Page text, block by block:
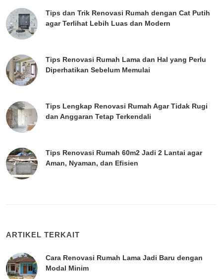
Tips dan Trik Renovasi Rumah dengan Cat Putih
agar Terlihat Lebih Luas dan Modern
Tips Renovasi Rumah Lama dan Hal yang Perlu
Diperhatikan Sebelum Memulai
Tips Lengkap Renovasi Rumah Agar Tidak Rugi
dan Anggaran Tetap Terkendali
Tips Renovasi Rumah 60m2 Jadi 2 Lantai agar
Aman, Nyaman, dan Efisien
ARTIKEL TERKAIT
Cara Renovasi Rumah Lama Jadi Baru dengan
Modal Minim